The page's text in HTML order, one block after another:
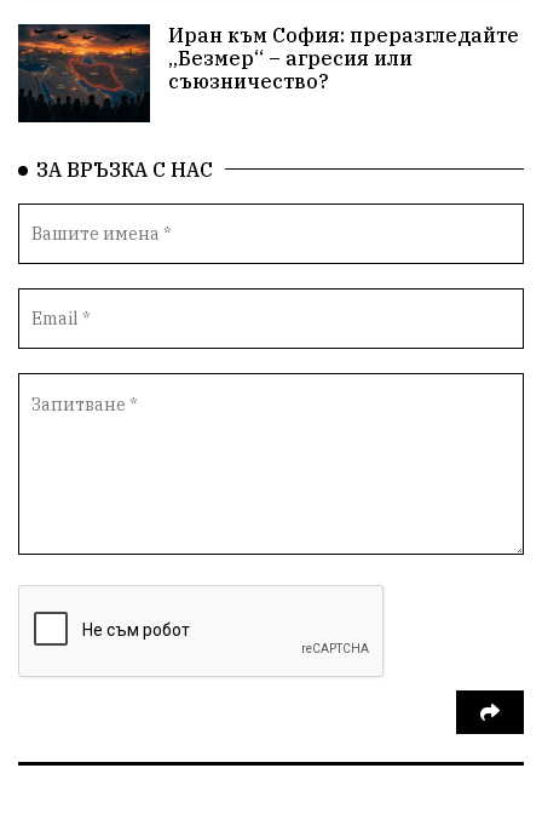
ЕнергиенШок ПрироднаАптека
БилкитеНаБългария
Шумен2026 ХранаОтНасекоми
БъдещетоНаХраната
Издирване Кибератака Сигурност
Великобритания
Археология ФолклоренФестивал
умишленпалеж
Иран към София: преразгледайте
„Безмер“ – агресия или
съюзничество?
ЗА ВРЪЗКА С НАС